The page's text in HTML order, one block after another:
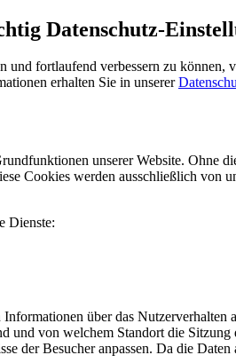
Datenschutz-
und fortlaufend verbessern zu
erhalten Sie in unserer
unserer Website. Ohne
Cookies werden ausschließlich
Dienste:
über das Nutzerverhalten
und von welchem Standort die
der Besucher anpassen. Da die